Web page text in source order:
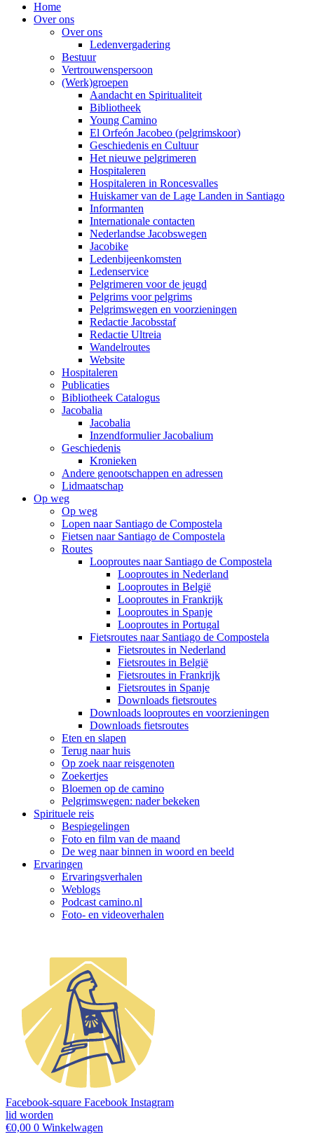
Home
Over ons
Over ons
Ledenvergadering
Bestuur
Vertrouwenspersoon
(Werk)groepen
Aandacht en Spiritualiteit
Bibliotheek
Young Camino
El Orfeón Jacobeo (pelgrimskoor)
Geschiedenis en Cultuur
Het nieuwe pelgrimeren
Hospitaleren
Hospitaleren in Roncesvalles
Huiskamer van de Lage Landen in Santiago
Informanten
Internationale contacten
Nederlandse Jacobswegen
Jacobike
Ledenbijeenkomsten
Ledenservice
Pelgrimeren voor de jeugd
Pelgrims voor pelgrims
Pelgrimswegen en voorzieningen
Redactie Jacobsstaf
Redactie Ultreia
Wandelroutes
Website
Hospitaleren
Publicaties
Bibliotheek Catalogus
Jacobalia
Jacobalia
Inzendformulier Jacobalium
Geschiedenis
Kronieken
Andere genootschappen en adressen
Lidmaatschap
Op weg
Op weg
Lopen naar Santiago de Compostela
Fietsen naar Santiago de Compostela
Routes
Looproutes naar Santiago de Compostela
Looproutes in Nederland
Looproutes in België
Looproutes in Frankrijk
Looproutes in Spanje
Looproutes in Portugal
Fietsroutes naar Santiago de Compostela
Fietsroutes in Nederland
Fietsroutes in België
Fietsroutes in Frankrijk
Fietsroutes in Spanje
Downloads fietsroutes
Downloads looproutes en voorzieningen
Downloads fietsroutes
Eten en slapen
Terug naar huis
Op zoek naar reisgenoten
Zoekertjes
Bloemen op de camino
Pelgrimswegen: nader bekeken
Spirituele reis
Bespiegelingen
Foto en film van de maand
De weg naar binnen in woord en beeld
Ervaringen
Ervaringsverhalen
Weblogs
Podcast camino.nl
Foto- en videoverhalen
Facebook-square Facebook Instagram
lid worden
€0,00 0 Winkelwagen